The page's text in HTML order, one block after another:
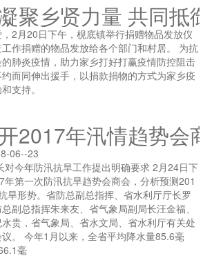
聚乡贤力量 共同抵
2月20日下午，枧底镇举行捐赠物品发放仪
作捐赠的物品发放给各个部门和村居。 为抗
肺炎疫情，助力家乡打好打赢疫情防控阻击
而同伸出援手，以捐款捐物的方式为家乡疫
支持。
2017年汛情趋势会
06--23
对今年防汛抗旱工作提出明确要求 2月24日下
第一次防汛抗旱趋势会商会，分析预测201
旱形势。省防总副总指挥、省水利厅厅长罗
副总指挥朱来友、省气象局副局长汪金福、
贵，省气象局、省水文局、省水利厅有关处
。 今年1月以来，全省平均降水量85.6毫
毫